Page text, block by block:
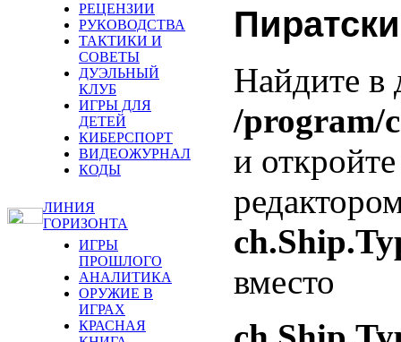
РЕЦЕНЗИИ
РУКОВОДСТВА
ТАКТИКИ И
СОВЕТЫ
ДУЭЛЬНЫЙ
КЛУБ
ИГРЫ ДЛЯ
ДЕТЕЙ
КИБЕРСПОРТ
ВИДЕОЖУРНАЛ
КОДЫ
ЛИНИЯ
ГОРИЗОНТА
ИГРЫ
ПРОШЛОГО
АНАЛИТИКА
ОРУЖИЕ В
ИГРАХ
КРАСНАЯ
Найдите в
/program/
и
вместо